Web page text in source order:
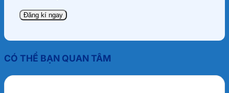
CÓ THỂ BẠN QUAN TÂM